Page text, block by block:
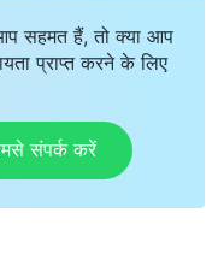
सहमत हैं, तो क्या आप
प्राप्त करने के लिए
संपर्क करें